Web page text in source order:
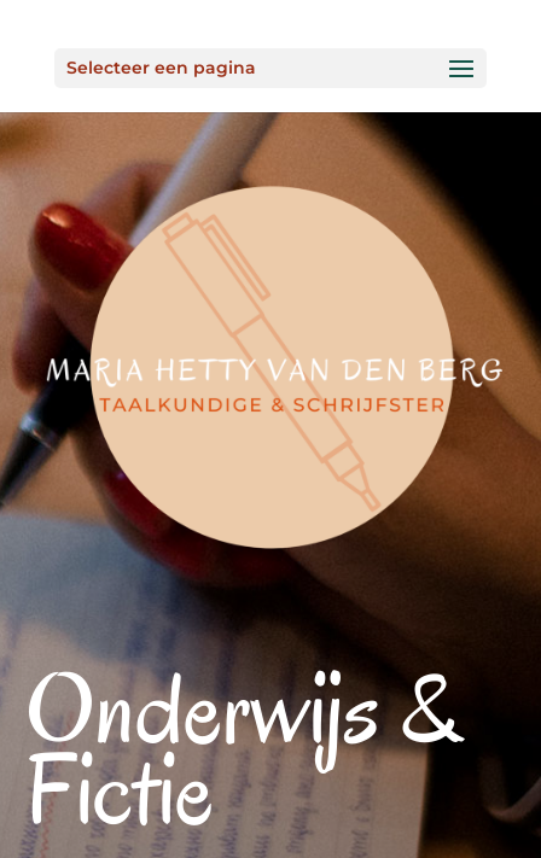
Selecteer een pagina
Onderwijs &
Fictie